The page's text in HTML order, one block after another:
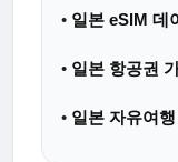
• 일본 eSIM 데
• 일본 항공권
• 일본 자유여